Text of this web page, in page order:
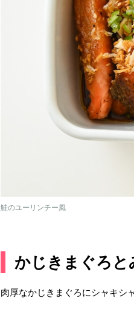
鮭のユーリンチー風
かじきまぐろ
肉厚なかじきまぐろにシャキシ